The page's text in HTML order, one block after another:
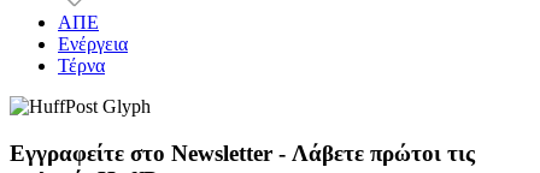
ΑΠΕ
Ενέργεια
Τέρνα
Εγγραφείτε στο Newsletter - Λάβετε πρώτοι τις